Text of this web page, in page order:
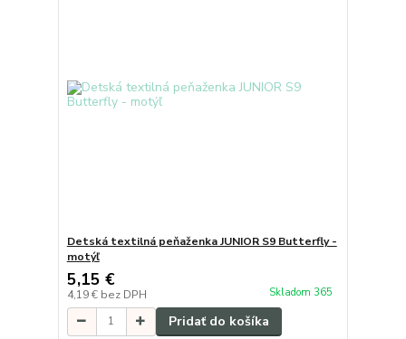
Detská textilná peňaženka JUNIOR S9 Butterfly -
motýľ
5,15 €
4,19 € bez DPH Skladom 365
Pridať do košíka